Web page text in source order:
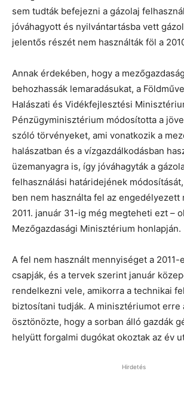
sem tudták befejezni a gázolaj
jóváhagyott és nyilvántartásba vett
jelentős részét nem használták föl a
Annak érdekében, hogy a
behozhassák lemaradásukat, a
Halászati és Vidékfejlesztési
Pénzügyminisztérium módosította a
szóló törvényeket, ami vonatkozik a
halászatban és a vízgazdálkodásban
üzemanyagra is, így jóváhagyták a
felhasználási határidejének
ben nem használta fel az engedélyezett
2011. január 31-ig még megteheti ezt –
Mezőgazdasági Minisztérium honlapján.
A fel nem használt mennyiséget a 2011-
csapják, és a tervek szerint január
rendelkezni vele, amikorra a technikai
biztosítani tudják. A minisztériumot erre
ösztönözte, hogy a sorban álló gazdák
helyütt forgalmi dugókat okoztak az év
Hirdetés